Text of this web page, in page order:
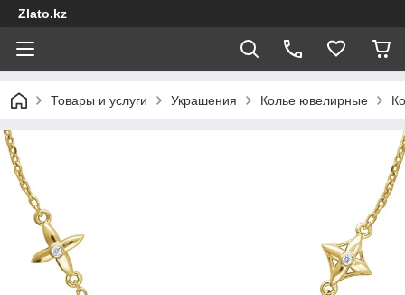
Zlato.kz
Товары и услуги Украшения Колье ювелирные